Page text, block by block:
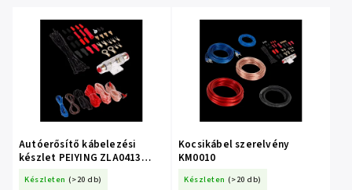
termékek
ABC szerint
Autóerősítő kábelezési
készlet PEIYING ZLA0413
Készleten (>20 db)
Kocsikábel szerelvény
KM0010
Készleten (>20 db)